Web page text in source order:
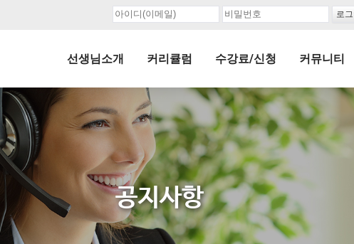
선생님소개 커리큘럼 수강료/신청 커뮤니티
공지사항